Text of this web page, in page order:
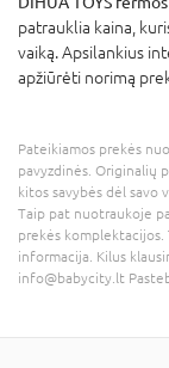
patrauklia kaina,
vaiką. Apsilankius
apžiūrėti norimą
Pateikiamos prekės
pavyzdinės. Originalių
kitos savybės dėl savo
Taip pat nuotraukoje
prekės komplektacijos.
informacija. Kilus
info@babycity.lt